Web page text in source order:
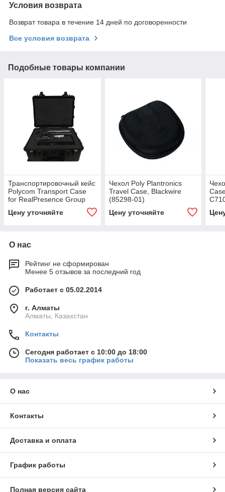
Условия возврата
Возврат товара в течение 14 дней по договоренности
Все условия возврата
Подобные товары компании
Транспортировочный кейс
Polycom Transport Case
for RealPresence Group
001)
Цену уточняйте
Чехол Poly Plantronics
Travel Case, Blackwire
(85298-01)
Цену уточняйте
О нас
Рейтинг не сформирован
Менее 5 отзывов за последний год
Работает с 05.02.2014
г. Алматы
Алматы, Казахстан
Контакты
Сегодня работает с 10:00 до 18:00
Показать весь график работы
О нас
Контакты
Доставка и оплата
График работы
Полная версия сайта